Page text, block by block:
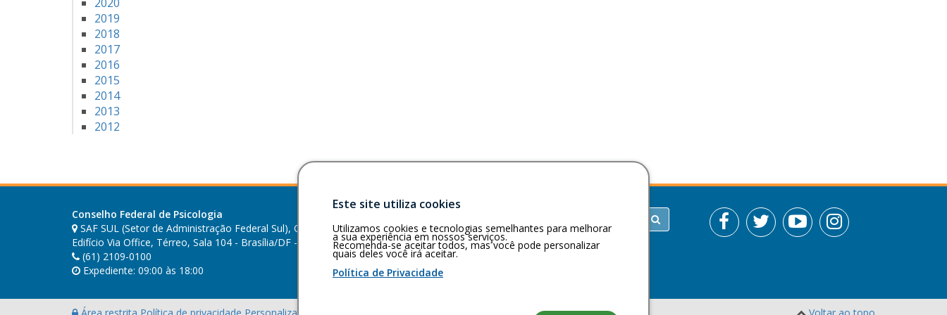
2019
2018
2017
2016
2015
2014
2013
2012
Conselho Federal de Psicologia
SAF SUL (Setor de Administração Federal Sul), Quadra 2, Bloco B,
Edifício Via Office, Térreo, Sala 104 - Brasília/DF - CEP: 70070-600
(61) 2109-0100
Expediente: 09:00 às 18:00
Este site utiliza cookies
Utilizamos cookies e tecnologias semelhantes para melhorar
a sua experiência em nossos serviços.
Recomenda-se aceitar todos, mas você pode personalizar
quais deles você irá aceitar.
Política de Privacidade